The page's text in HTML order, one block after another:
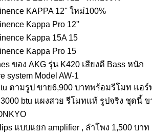
KAPPA 12'' ใหม่100%
Kappa Pro 12''
Kappa 15A 15
Kappa Pro 15
ของ AKG รุ่น K420 เสียงดี Bass หนัก
system Model AW-1
ตามรูป ขาย6,900 บาทพร้อมรีโมท แอ
btu แผงสวย รีโมทแท้ รูปจริง ชุดนี้
แบบแยก amplifier , ลำโพง 1,500 บาท